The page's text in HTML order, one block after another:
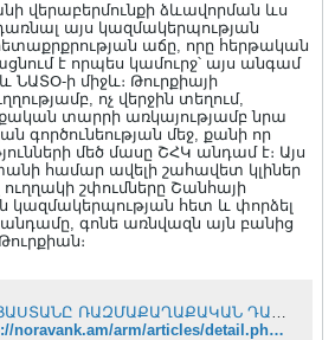
վերաբերմունքի ձևավորման ևս
այս կազմակերպության
աճը, որը հերթական
է որպես կամուրջ՝ այս անգամ
ՆԱՏՕ-ի միջև։ Թուրքիայի
ոչ վերջին տեղում,
տարրի առկայությամբ նրա
գործունեության մեջ, քանի որ
մեծ մասը ՇՀԿ անդամ է։ Այս
համար ավելի շահավետ կլիներ
շփումները Շանհայի
կազմակերպության հետ և փորձել
գոնե առնվազն այն բանից
ՀԱՅԱՍՏԱՆԸ ՌԱԶՄԱՔԱՂԱՔԱԿԱՆ ԴԱՇԻՆՔՆԵՐԻ ՇԱՀԵՐԻ ՀԱՏՄԱՆ ԿԵՏՈՒՄ
http://noravank.am/arm/articles/detail.php?ELEMENT_ID=5979